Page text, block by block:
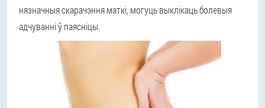
нязначныя скарачэння маткі, могуць выклікаць болевыя
адчуванні ў паясніцы.